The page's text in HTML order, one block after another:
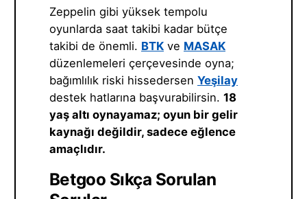
Zeppelin gibi yüksek tempolu
oyunlarda saat takibi kadar bütçe
takibi de önemli. BTKve MASAK
düzenlemeleri çerçevesinde oyna;
bağımlılık riski hissedersen Yeşilay
destek hatlarına başvurabilirsin. 18
yaş altı oynayamaz; oyun bir gelir
kaynağı değildir, sadece eğlence
amaçlıdır.
Betgoo Sıkça Sorulan